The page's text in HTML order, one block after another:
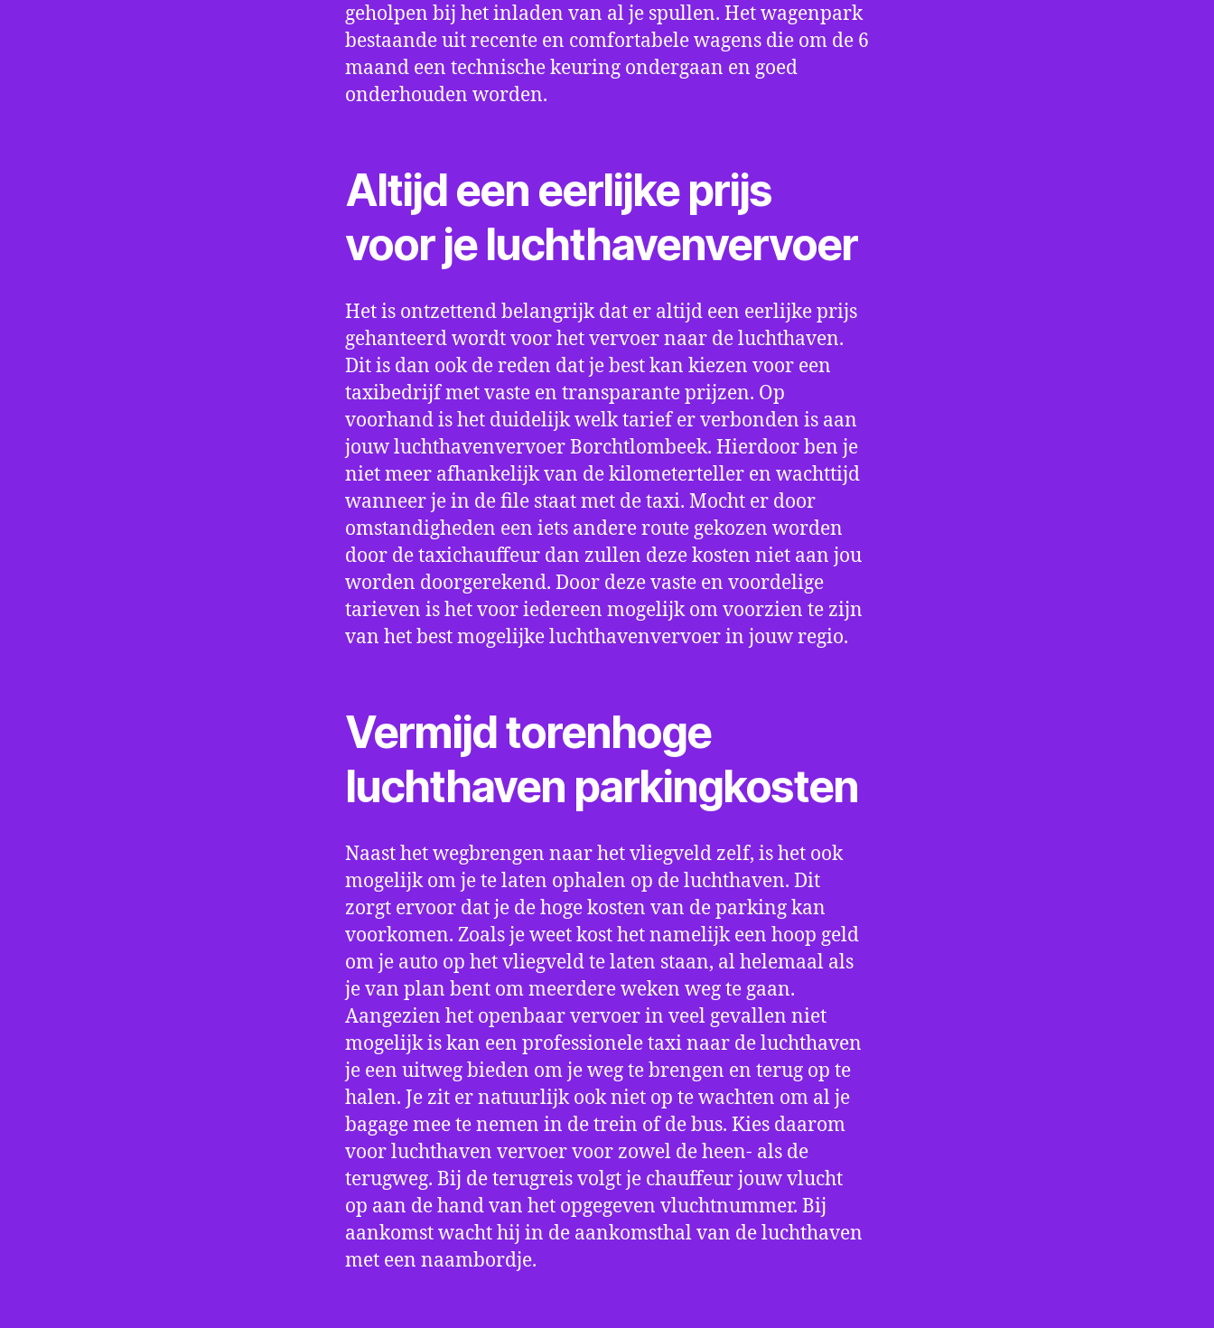
geholpen bij het inladen van al je spullen. Het wagenpark
bestaande uit recente en comfortabele wagens die om de 6
maand een technische keuring ondergaan en goed
onderhouden worden.
Altijd een eerlijke prijs
voor je luchthavenvervoer
Het is ontzettend belangrijk dat er altijd een eerlijke prijs
gehanteerd wordt voor het vervoer naar de luchthaven.
Dit is dan ook de reden dat je best kan kiezen voor een
taxibedrijf met vaste en transparante prijzen. Op
voorhand is het duidelijk welk tarief er verbonden is aan
jouw luchthavenvervoer Borchtlombeek. Hierdoor ben je
niet meer afhankelijk van de kilometerteller en wachttijd
wanneer je in de file staat met de taxi. Mocht er door
omstandigheden een iets andere route gekozen worden
door de taxichauffeur dan zullen deze kosten niet aan jou
worden doorgerekend. Door deze vaste en voordelige
tarieven is het voor iedereen mogelijk om voorzien te zijn
van het best mogelijke luchthavenvervoer in jouw regio.
Vermijd torenhoge
luchthaven parkingkosten
Naast het wegbrengen naar het vliegveld zelf, is het ook
mogelijk om je te laten ophalen op de luchthaven. Dit
zorgt ervoor dat je de hoge kosten van de parking kan
voorkomen. Zoals je weet kost het namelijk een hoop geld
om je auto op het vliegveld te laten staan, al helemaal als
je van plan bent om meerdere weken weg te gaan.
Aangezien het openbaar vervoer in veel gevallen niet
mogelijk is kan een professionele taxi naar de luchthaven
je een uitweg bieden om je weg te brengen en terug op te
halen. Je zit er natuurlijk ook niet op te wachten om al je
bagage mee te nemen in de trein of de bus. Kies daarom
voor luchthaven vervoer voor zowel de heen- als de
terugweg. Bij de terugreis volgt je chauffeur jouw vlucht
op aan de hand van het opgegeven vluchtnummer. Bij
aankomst wacht hij in de aankomsthal van de luchthaven
met een naambordje.